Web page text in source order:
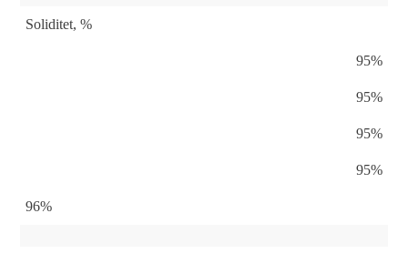
Soliditet, %
95%
95%
95%
95%
96%